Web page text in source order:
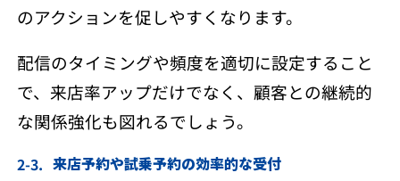
のアクションを促しやすくなります。
配信のタイミングや頻度を適切に設定すること
で、来店率アップだけでなく、顧客との継続的
な関係強化も図れるでしょう。
来店予約や試乗予約の効率的な受付